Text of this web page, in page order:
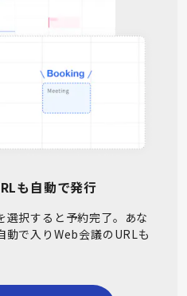
も自動で発行
選択すると予約完了。あな
動で入りWeb会議のURLも